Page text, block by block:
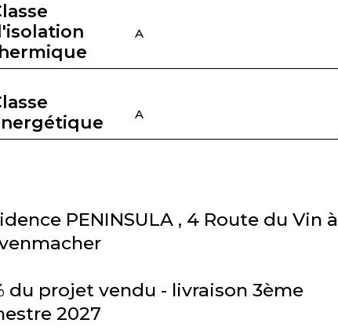
A
A
PENINSULA , 4 Route du Vin à
du projet vendu - livraison 3ème
2027